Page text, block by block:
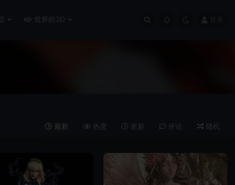
最新 热度 更新 评论 随机